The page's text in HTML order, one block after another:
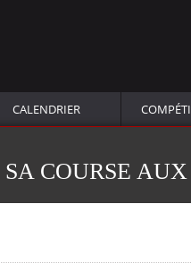
CALENDRIER
COURSE